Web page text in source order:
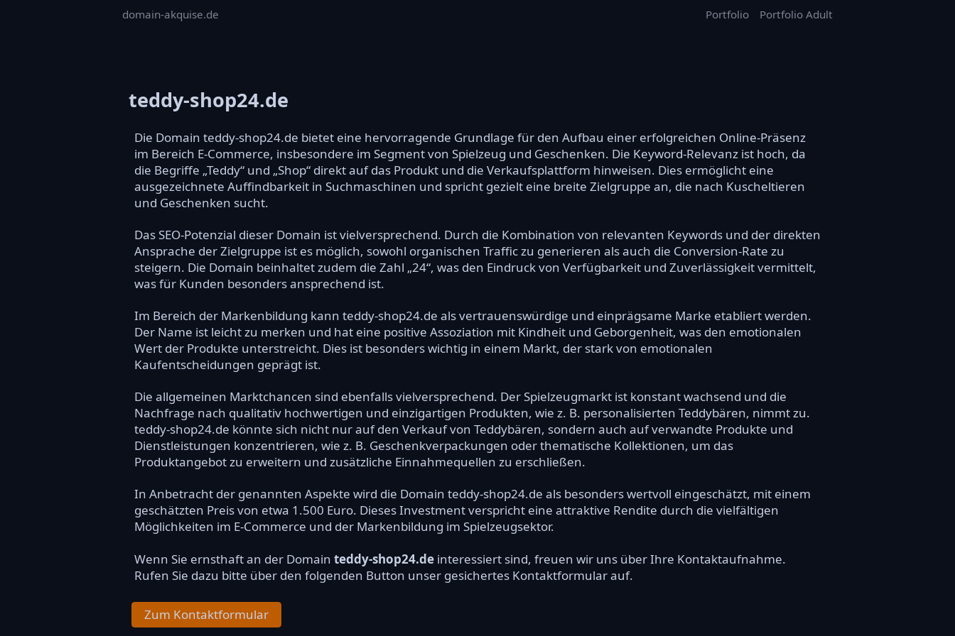
domain-akquise.de Portfolio Portfolio Adult
teddy-shop24.de
Die Domain teddy-shop24.de bietet eine hervorragende Grundlage für den Aufbau einer erfolgreichen Online-Präsenz
im Bereich E-Commerce, insbesondere im Segment von Spielzeug und Geschenken. Die Keyword-Relevanz ist hoch, da
die Begriffe „Teddy“ und „Shop“ direkt auf das Produkt und die Verkaufsplattform hinweisen. Dies ermöglicht eine
ausgezeichnete Auffindbarkeit in Suchmaschinen und spricht gezielt eine breite Zielgruppe an, die nach Kuscheltieren
und Geschenken sucht.
Das SEO-Potenzial dieser Domain ist vielversprechend. Durch die Kombination von relevanten Keywords und der direkten
Ansprache der Zielgruppe ist es möglich, sowohl organischen Traffic zu generieren als auch die Conversion-Rate zu
steigern. Die Domain beinhaltet zudem die Zahl „24“, was den Eindruck von Verfügbarkeit und Zuverlässigkeit vermittelt,
was für Kunden besonders ansprechend ist.
Im Bereich der Markenbildung kann teddy-shop24.de als vertrauenswürdige und einprägsame Marke etabliert werden.
Der Name ist leicht zu merken und hat eine positive Assoziation mit Kindheit und Geborgenheit, was den emotionalen
Wert der Produkte unterstreicht. Dies ist besonders wichtig in einem Markt, der stark von emotionalen
Kaufentscheidungen geprägt ist.
Die allgemeinen Marktchancen sind ebenfalls vielversprechend. Der Spielzeugmarkt ist konstant wachsend und die
Nachfrage nach qualitativ hochwertigen und einzigartigen Produkten, wie z. B. personalisierten Teddybären, nimmt zu.
teddy-shop24.de könnte sich nicht nur auf den Verkauf von Teddybären, sondern auch auf verwandte Produkte und
Dienstleistungen konzentrieren, wie z. B. Geschenkverpackungen oder thematische Kollektionen, um das
Produktangebot zu erweitern und zusätzliche Einnahmequellen zu erschließen.
In Anbetracht der genannten Aspekte wird die Domain teddy-shop24.de als besonders wertvoll eingeschätzt, mit einem
geschätzten Preis von etwa 1.500 Euro. Dieses Investment verspricht eine attraktive Rendite durch die vielfältigen
Möglichkeiten im E-Commerce und der Markenbildung im Spielzeugsektor.
Wenn Sie ernsthaft an der Domain teddy-shop24.de interessiert sind, freuen wir uns über Ihre Kontaktaufnahme.
Rufen Sie dazu bitte über den folgenden Button unser gesichertes Kontaktformular auf.
Zum Kontaktformular